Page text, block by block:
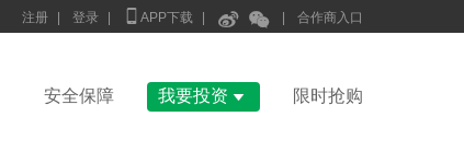
注册 登录  APP下载   合作商入口
安全保障 我要投资  限时抢购